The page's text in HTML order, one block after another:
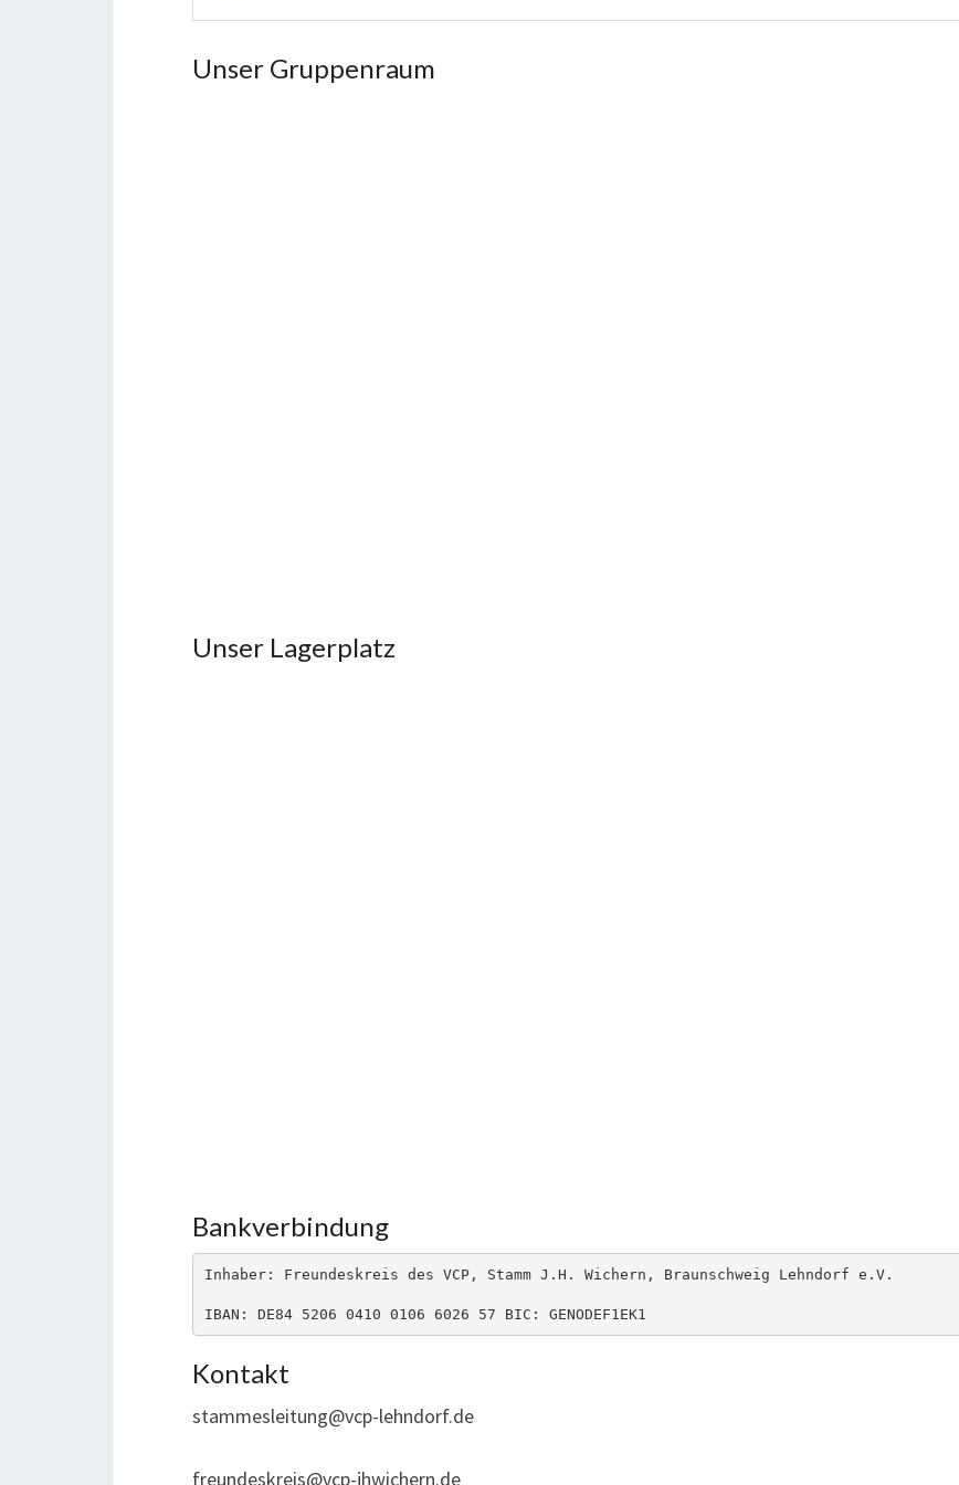
Unser Gruppenraum
Unser Lagerplatz
Bankverbindung
Inhaber: Freundeskreis des VCP, Stamm J.H. Wichern, Braunschweig Lehndorf e.V.
IBAN: DE84 5206 0410 0106 6026 57 BIC: GENODEF1EK1
Kontakt
stammesleitung@vcp-lehndorf.de
freundeskreis@vcp-jhwichern.de